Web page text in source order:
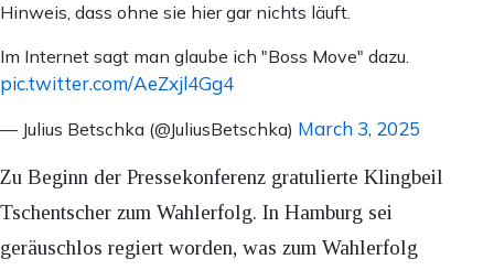
Hinweis, dass ohne sie hier gar nichts läuft.
Im Internet sagt man glaube ich "Boss Move" dazu.
pic.twitter.com/AeZxjl4Gg4
— Julius Betschka (@JuliusBetschka) March 3, 2025
Zu Beginn der Pressekonferenz gratulierte Klingbeil
Tschentscher zum Wahlerfolg. In Hamburg sei
geräuschlos regiert worden, was zum Wahlerfolg